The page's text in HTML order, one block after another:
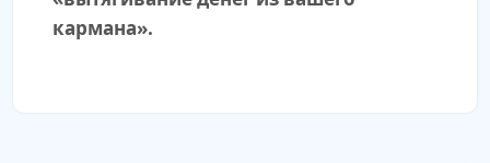
кармана».